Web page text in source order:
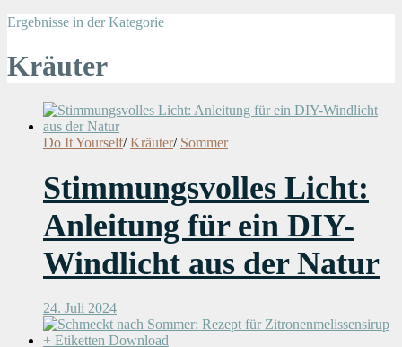
Ergebnisse in der Kategorie
Kräuter
Do It Yourself/ Kräuter/ Sommer
Stimmungsvolles Licht:
Anleitung für ein DIY-
Windlicht aus der Natur
24. Juli 2024